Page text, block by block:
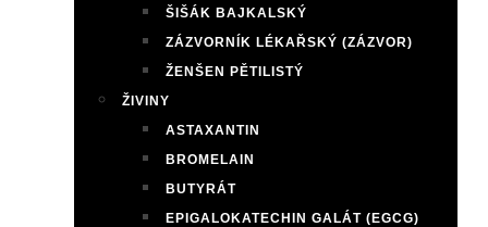
ŠIŠÁK BAJKALSKÝ
ZÁZVORNÍK LÉKAŘSKÝ (ZÁZVOR)
ŽENŠEN PĚTILISTÝ
ŽIVINY
ASTAXANTIN
BROMELAIN
BUTYRÁT
EPIGALOKATECHIN GALÁT (EGCG)